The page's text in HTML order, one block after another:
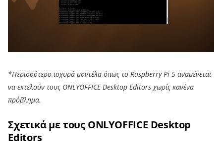
*Περισσότερο ισχυρά μοντέλα όπως το Raspberry Pi 5 αναμένεται
να εκτελούν τους ONLYOFFICE Desktop Editors χωρίς κανένα
πρόβλημα.
Σχετικά με τους ONLYOFFICE Desktop
Editors